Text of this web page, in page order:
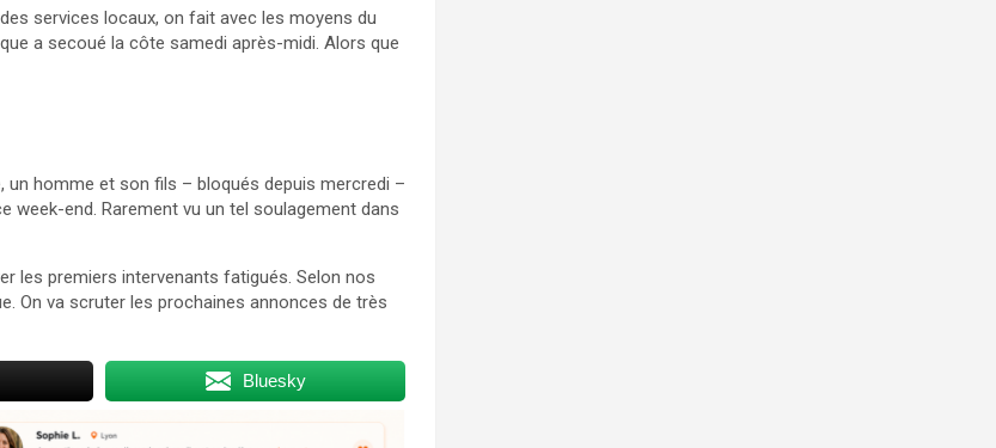
services locaux, on fait avec les moyens du
a secoué la côte samedi après-midi. Alors que
un homme et son fils – bloqués depuis mercredi –
end. Rarement vu un tel soulagement dans
les premiers intervenants fatigués. Selon nos
On va scruter les prochaines annonces de très
Bluesky